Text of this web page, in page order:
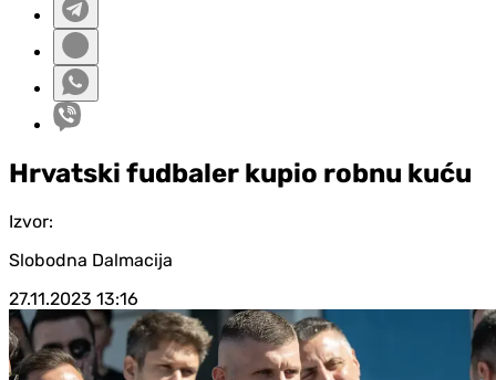
Hrvatski fudbaler kupio robnu kuću
Izvor:
Slobodna Dalmacija
27.11.2023 13:16